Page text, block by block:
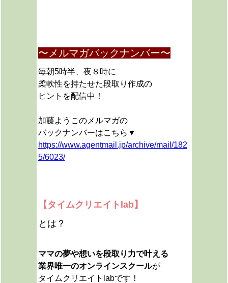
〜メルマガバックナンバー〜
毎朝5時半、夜８時に
柔軟性を持たせた段取り作成の
ヒントを配信中！
加藤ようこのメルマガの
バックナンバーはこちら▼
https://www.agentmail.jp/archive/mail/182
5/6023/
【タイムクリエイトlab】
とは？
ママの夢や想いを段取り力で叶える
業界唯一のオンラインスクールが
タイムクリエイトlabです！